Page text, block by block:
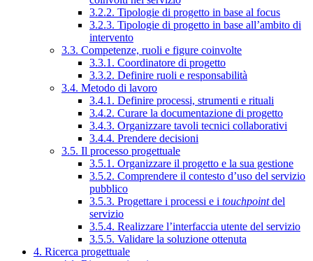
3.2.2. Tipologie di progetto in base al focus
3.2.3. Tipologie di progetto in base all’ambito di
intervento
3.3. Competenze, ruoli e figure coinvolte
3.3.1. Coordinatore di progetto
3.3.2. Definire ruoli e responsabilità
3.4. Metodo di lavoro
3.4.1. Definire processi, strumenti e rituali
3.4.2. Curare la documentazione di progetto
3.4.3. Organizzare tavoli tecnici collaborativi
3.4.4. Prendere decisioni
3.5. Il processo progettuale
3.5.1. Organizzare il progetto e la sua gestione
3.5.2. Comprendere il contesto d’uso del servizio
pubblico
3.5.3. Progettare i processi e i touchpointdel
servizio
3.5.4. Realizzare l’interfaccia utente del servizio
3.5.5. Validare la soluzione ottenuta
4. Ricerca progettuale